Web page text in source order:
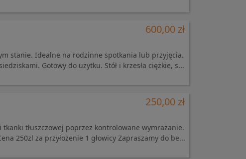
600,00 zł
stanie. Idealne na rodzinne spotkania lub przyjęcia.
Gotowy do użytku. Stół i krzesła ciężkie, s...
250,00 zł
tłuszczowej poprzez kontrolowane wymrażanie.
250zl za przyłożenie 1 głowicy Zapraszamy do be...